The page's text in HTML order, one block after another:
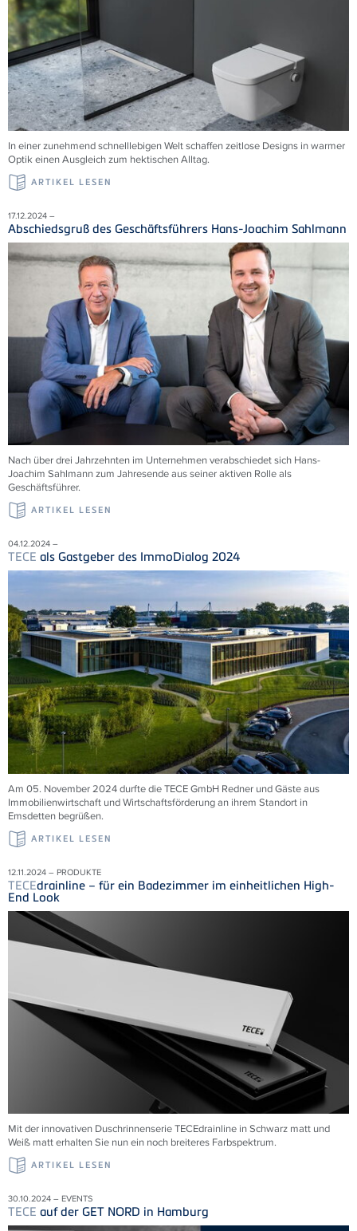
In einer zunehmend schnelllebigen Welt schaffen zeitlose Designs in warmer
Optik einen Ausgleich zum hektischen Alltag.
ARTIKEL LESEN
17.12.2024 –
Abschiedsgruß des Geschäftsführers Hans-Joachim Sahlmann
Nach über drei Jahrzehnten im Unternehmen verabschiedet sich Hans-
Joachim Sahlmann zum Jahresende aus seiner aktiven Rolle als
Geschäftsführer.
ARTIKEL LESEN
04.12.2024 –
TECE als Gastgeber des ImmoDialog 2024
Am 05. November 2024 durfte die TECE GmbH Redner und Gäste aus
Immobilienwirtschaft und Wirtschaftsförderung an ihrem Standort in
Emsdetten begrüßen.
ARTIKEL LESEN
12.11.2024 – PRODUKTE
TECEdrainline – für ein Badezimmer im einheitlichen High-
End Look
Mit der innovativen DuschrinnenserieTECEdrainline in Schwarz matt und
Weiß matt erhalten Sie nun ein noch breiteres Farbspektrum.
ARTIKEL LESEN
30.10.2024 – EVENTS
TECE auf der GET NORD in Hamburg